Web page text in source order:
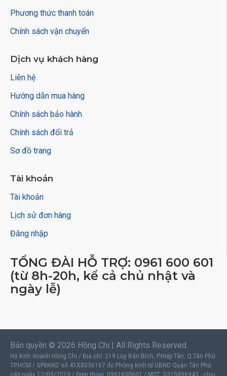
Phương thức thanh toán
Chính sách vận chuyển
Dịch vụ khách hàng
Liên hệ
Hướng dẫn mua hàng
Chính sách bảo hành
Chính sách đổi trả
Sơ đồ trang
Tài khoản
Tài khoản
Lịch sử đơn hàng
Đăng nhập
TỔNG ĐÀI HỖ TRỢ: 0961 600 601
(từ 8h-20h, kể cả chủ nhật và
ngày lễ)
Bản quyền © 2026 Hồng Chi | All Rights Reserved.
Hộ kinh doanh Hồng Chi / Địa chỉ: 219 Lũy Bán Bích, P.Hiệp Tân, Q.Tân Phú
TP.HCM / GPĐKKD số 41X8036167 do Phòng kinh tế UBND Quận Tân Phú
cấp ngày 12/09/2019 / Điện thoại: 0961600601 / MST: 0315896943 - chịu